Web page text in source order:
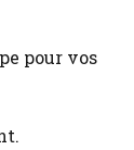
pour vos